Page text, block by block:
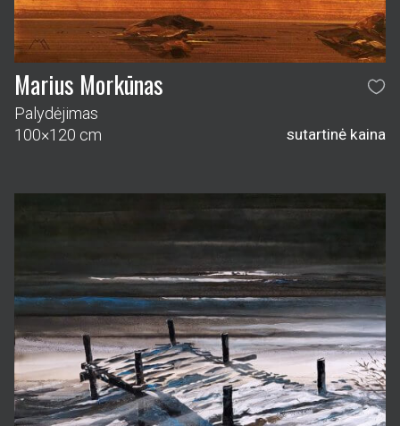
Marius Morkūnas
Palydėjimas
100×120 cm
sutartinė kaina